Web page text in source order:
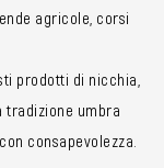
agricole, corsi
prodotti di nicchia,
tradizione umbra
consapevolezza.